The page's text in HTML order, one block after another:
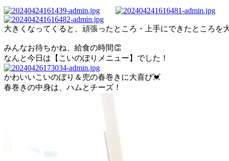
大きくなってくると、頑張ったところ・上手にできたところを
みんなお待ちかね、給食の時間👏
なんと今日は【こいのぼりメニュー】でした！
かわいいこいのぼり＆兜の春巻きに大喜び💓
春巻きの中身は、ハムとチーズ！